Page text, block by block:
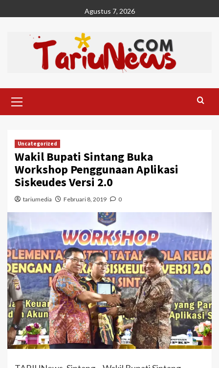
to
Agustus 7, 2026
Menu
Uncategorized
Wakil Bupati Sintang Buka
Workshop Penggunaan Aplikasi
Siskeudes Versi 2.0
tariumedia Februari 8, 2019 0